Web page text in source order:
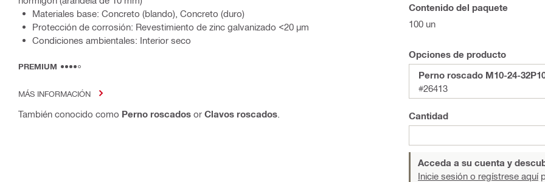
Materiales base: Concreto (blando), Concreto (duro)
Protección de corrosión: Revestimiento de zinc galvanizado <20 µm
Condiciones ambientales: Interior seco
PREMIUM
MÁS INFORMACIÓN
También conocido como Perno roscados or Clavos roscados
Contenido del paquete
100 un
Opciones de producto
Perno roscado M10-24-
#26413
Cantidad
Acceda a su cuenta y
Inicie sesión o regístrese aquí